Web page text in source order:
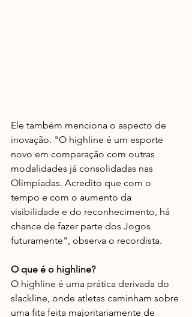
Ele também menciona o aspecto de
inovação. "O highline é um esporte
novo em comparação com outras
modalidades já consolidadas nas
Olimpíadas. Acredito que com o
tempo e com o aumento da
visibilidade e do reconhecimento, há
chance de fazer parte dos Jogos
futuramente", observa o recordista.
O que é o highline?
O highline é uma prática derivada do
slackline, onde atletas caminham sobre
uma fita feita majoritariamente de